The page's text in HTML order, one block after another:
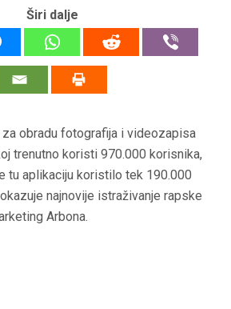
Širi dalje
za obradu fotografija i videozapisa
trenutno koristi 970.000 korisnika,
tu aplikaciju koristilo tek 190.000
najnovije istraživanje rapske
Arbona.